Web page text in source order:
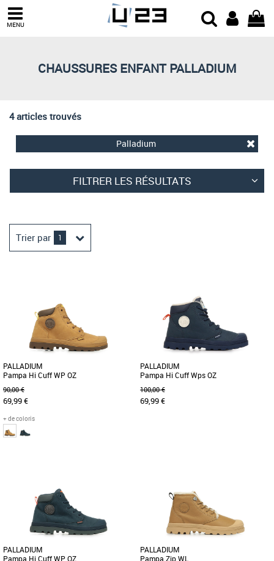
MENU
CHAUSSURES ENFANT PALLADIUM
4 articles trouvés
Palladium
FILTRER LES RÉSULTATS
Trier par 1
Trier par
Prix croissant
Meilleures remises
PALLADIUM
Pampa Hi Cuff WP OZ
90,00 €
69,99 €
+ de coloris
papa et maman, mais elle est réservée
aux plus jeunes. Elle [...]
PALLADIUM
Pampa Hi Cuff Wps OZ
100,00 €
69,99 €
aux plus jeunes. Elle [...]
PALLADIUM
Pampa Hi Cuff WP OZ
PALLADIUM
Pampa Zip WL